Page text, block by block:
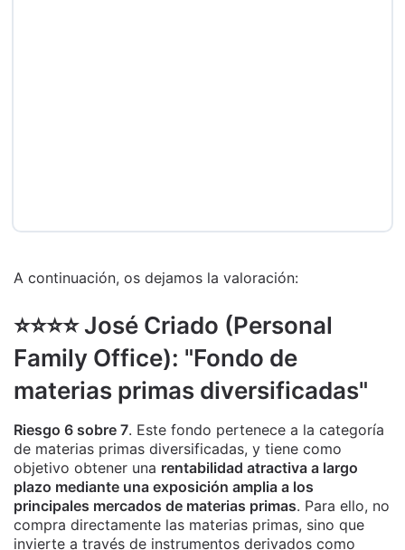
A continuación, os dejamos la valoración:
⭐️⭐️⭐️⭐️ José Criado (Personal
Family Office): "Fondo de
materias primas diversificadas"
Riesgo 6 sobre 7. Este fondo pertenece a la categoría
de materias primas diversificadas, y tiene como
objetivo obtener una rentabilidad atractiva a largo
plazo mediante una exposición amplia a los
principales mercados de materias primas. Para ello, no
compra directamente las materias primas, sino que
invierte a través de instrumentos derivados como